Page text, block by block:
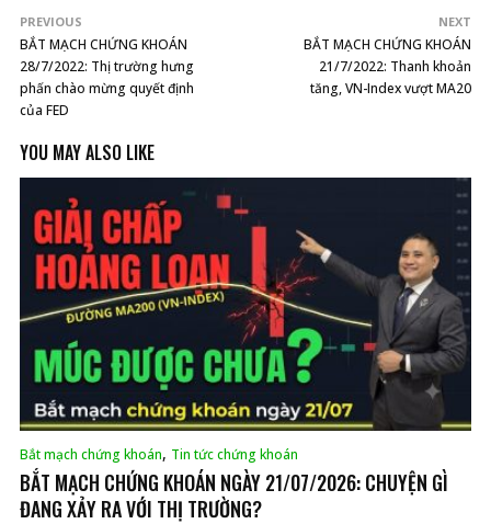
PREVIOUS
BẮT MẠCH CHỨNG KHOÁN
28/7/2022: Thị trường hưng
phấn chào mừng quyết định
của FED
NEXT
BẮT MẠCH CHỨNG KHOÁN
21/7/2022: Thanh khoản
tăng, VN-Index vượt MA20
YOU MAY ALSO LIKE
Bắt mạch chứng khoán, Tin tức chứng khoán
BẮT MẠCH CHỨNG KHOÁN NGÀY 21/07/2026: CHUYỆN GÌ
ĐANG XẢY RA VỚI THỊ TRƯỜNG?